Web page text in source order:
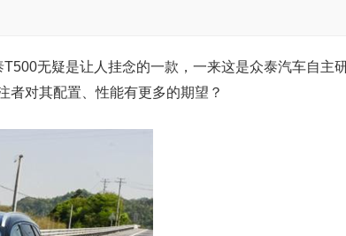
无疑是让人挂念的一款，一来这是众泰汽车自主
者对其配置、性能有更多的期望？